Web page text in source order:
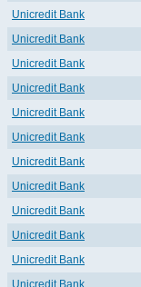
Unicredit Bank
Unicredit Bank
Unicredit Bank
Unicredit Bank
Unicredit Bank
Unicredit Bank
Unicredit Bank
Unicredit Bank
Unicredit Bank
Unicredit Bank
Unicredit Bank
Unicredit Bank